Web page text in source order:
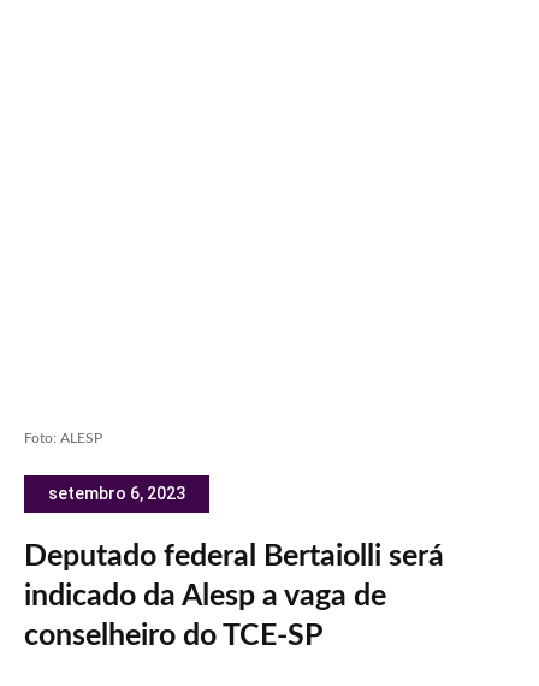
Foto: ALESP
setembro 6, 2023
Deputado federal Bertaiolli será
indicado da Alesp a vaga de
conselheiro do TCE-SP